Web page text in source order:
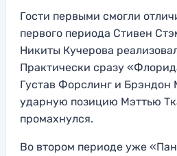
Гости первыми смогли
первого периода Стивен
Никиты Кучерова
Практически сразу
Густав Форслинг и Брэндон
ударную позицию Мэттью
промахнулся.
Во втором периоде уже